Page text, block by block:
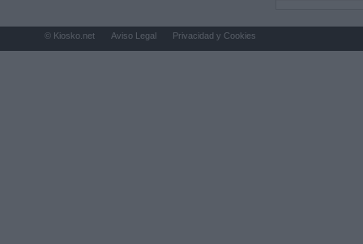
© Kiosko.net Aviso Legal Privacidad y Cookies